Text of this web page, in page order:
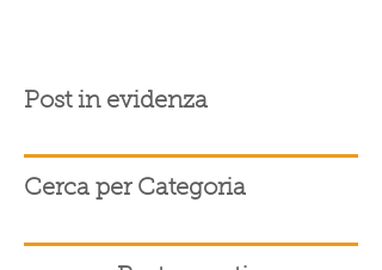
Post in evidenza
Cerca per Categoria